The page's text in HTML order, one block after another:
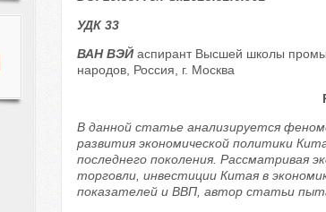
УДК 33
ВАН ВЭЙаспирант Высшей школы
народов, Россия, г. Москва
В данной статье анализируется
развития экономической политики
последнего поколения. Рассматривая
торговли, инвестиции Китая в
показателей и ВВП, автор статьи